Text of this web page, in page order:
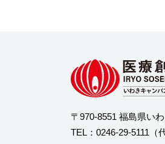
〒970-8551 福島県い
TEL： 0246-29-5111 （